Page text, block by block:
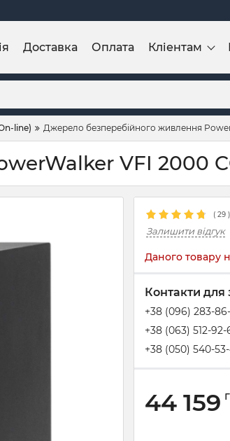
Доставка Оплата Кліентам
line) Джерело безперебійного живлення
VFI 2000 CG
( 29 )
Залишити відгук
Даного товару
Контакти
+38 (096) 283-
+38 (063) 512-92-
+38 (050) 540-
44 159